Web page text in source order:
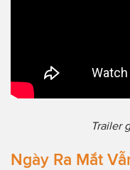
Trailer
Ngày Ra Mắt